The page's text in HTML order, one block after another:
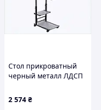
Стол прикроватный
черный металл ЛДСП
2 574 ₴